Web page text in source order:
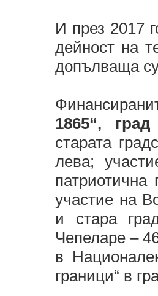
И през 2017
дейност на
допълваща
1865“,
старата
лева;
участие на
и стара
Чепеларе –
в
граници“ в